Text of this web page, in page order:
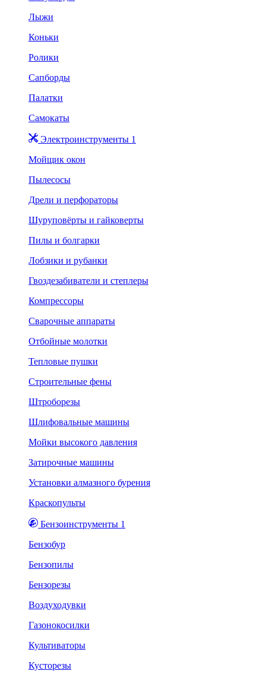
Лыжи
Коньки
Ролики
Сапборды
Палатки
Самокаты
Электроинструменты 1
Мойщик окон
Пылесосы
Дрели и перфораторы
Шуруповёрты и гайковерты
Пилы и болгарки
Лобзики и рубанки
Гвоздезабиватели и степлеры
Компрессоры
Сварочные аппараты
Отбойные молотки
Тепловые пушки
Строительные фены
Штроборезы
Шлифовальные машины
Мойки высокого давления
Затирочные машины
Установки алмазного бурения
Краскопульты
Бензоинструменты 1
Бензобур
Бензопилы
Бензорезы
Воздуходувки
Газонокосилки
Культиваторы
Кусторезы